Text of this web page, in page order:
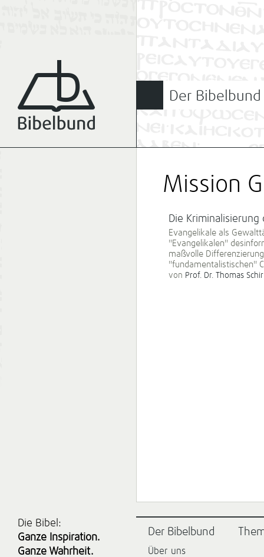
Der Bibelbund
Mission
Die Kriminalisierung
Evangelikale als
"Evangelikalen"
maßvolle
"fundamentalistischen"
von Prof. Dr. Thomas
Die Bibel:
Ganze Inspiration.
Ganze Wahrheit.
Der Bibelbund
Über uns